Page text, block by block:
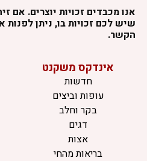
אנו מכבדים זכויות יוצרים. אם
שיש לכם זכויות בו, ניתן לפנות
הקשר.
אינדקס משקנט
חדשות
עופות וביצים
בקר וחלב
דגים
אצות
בריאות מהחי